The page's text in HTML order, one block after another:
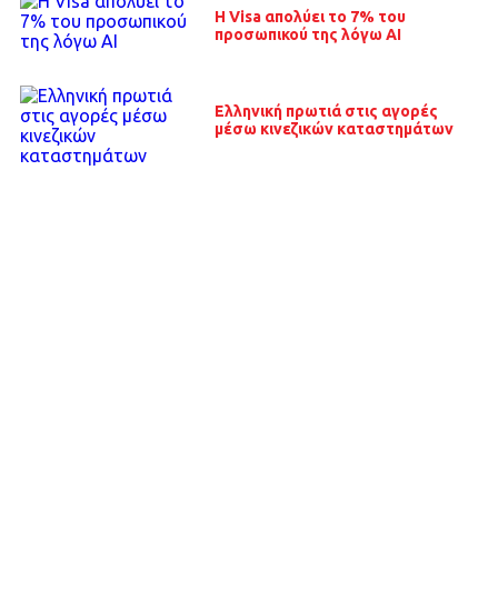
H Visa απολύει το 7% του
προσωπικού της λόγω ΑΙ
Ελληνική πρωτιά στις αγορές
μέσω κινεζικών καταστημάτων